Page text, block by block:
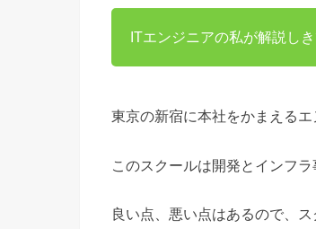
ITエンジニアの私が解説しき
東京の新宿に本社をかまえる
このスクールは開発とインフ
良い点、悪い点はあるので、